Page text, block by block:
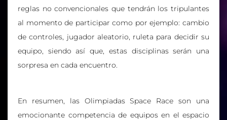
reglas no convencionales que tendrán los tripulantes
al momento de participar como por ejemplo: cambio
de controles, jugador aleatorio, ruleta para decidir su
equipo, siendo así que, estas disciplinas serán una
sorpresa en cada encuentro.
En resumen, las Olimpiadas Space Race son una
emocionante competencia de equipos en el espacio